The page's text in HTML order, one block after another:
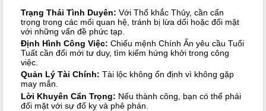
Trạng Thái Tình Duyên: Với Thổ khắc Thủy, cần cẩn
trọng trong các mối quan hệ, tránh bị lừa dối hoặc đối mặt
với những vấn đề phức tạp.
Định Hình Công Việc: Chiếu mệnh Chính Ấn yêu cầu Tuổi
Tuất cần đổi mới tư duy, tìm kiếm hứng khởi trong công
việc.
Quản Lý Tài Chính: Tài lộc không ổn định vì không gặp
may mắn.
Lời Khuyên Cẩn Trọng: Nếu thành công, bạn có thể phải
đối mặt với sự đố kỵ và phê phán.